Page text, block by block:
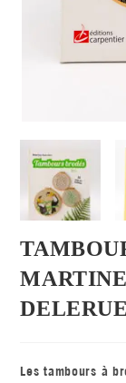
DELERUE
Les tambours à